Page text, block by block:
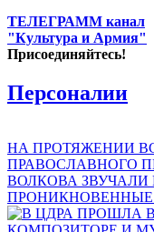
ТЕЛЕГРАММ канал
"Культура и Армия"
Присоединяйтесь!
Персоналии
НА ПРОТЯЖЕНИИ
ПРАВОСЛАВНОГО
ВОЛКОВА ЗВУЧАЛИ